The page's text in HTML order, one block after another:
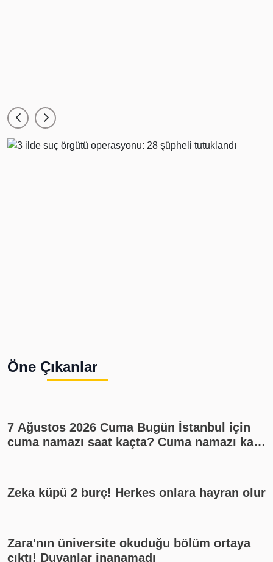
Öne Çıkanlar
7 Ağustos 2026 Cuma Bugün İstanbul için
cuma namazı saat kaçta? Cuma namazı kaç
Zeka küpü 2 burç! Herkes onlara hayran olur
Zara'nın üniversite okuduğu bölüm ortaya
çıktı! Duyanlar inanamadı